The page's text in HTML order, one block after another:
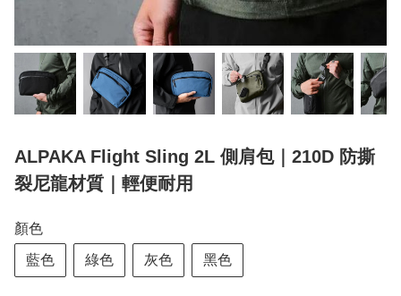
ALPAKA Flight Sling 2L 側肩包｜210D 防撕
裂尼龍材質｜輕便耐用
顏色
藍色 綠色 灰色 黑色